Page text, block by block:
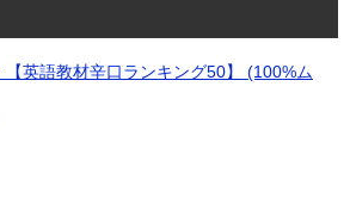
英語教材辛口ランキング50】 (100%ム